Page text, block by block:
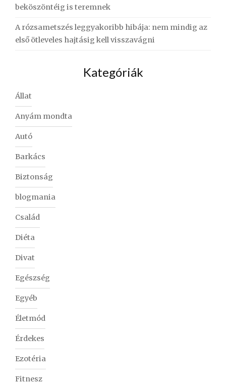
beköszöntéig is teremnek
A rózsametszés leggyakoribb hibája: nem mindig az
első ötleveles hajtásig kell visszavágni
Kategóriák
Állat
Anyám mondta
Autó
Barkács
Biztonság
blogmania
Család
Diéta
Divat
Egészség
Egyéb
Életmód
Érdekes
Ezotéria
Fitnesz